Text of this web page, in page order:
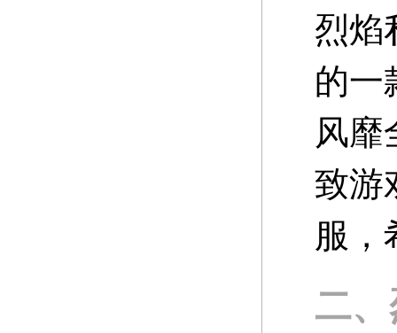
烈焰
的一
风靡
致游
服，
二